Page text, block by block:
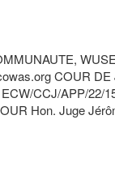
COUR
CCJ/APP/22/
Hon. Juge